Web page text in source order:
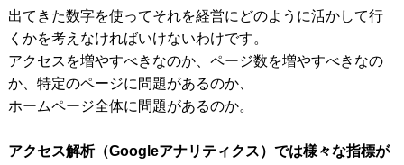
出てきた数字を使ってそれを経営にどのように活かして行
くかを考えなければいけないわけです。
アクセスを増やすべきなのか、ページ数を増やすべきなの
か、特定のページに問題があるのか、
ホームページ全体に問題があるのか。
アクセス解析（Googleアナリティクス）では様々な指標が